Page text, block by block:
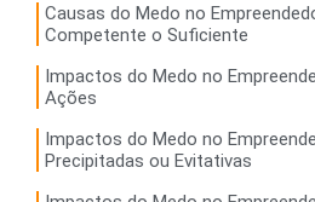
Causas do Medo no
Competente o Suficiente
Impactos do Medo no
Ações
Impactos do Medo no
Precipitadas ou Evitativas